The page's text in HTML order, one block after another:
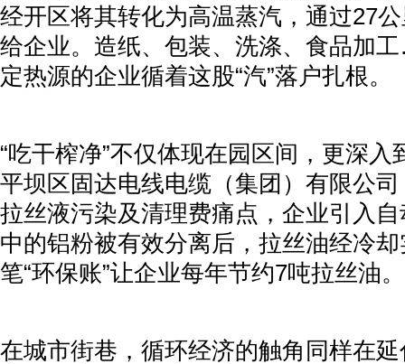
经开区将其转化为高温蒸汽，通过27
给企业。造纸、包装、洗涤、食品加
定热源的企业循着这股“汽”落户扎根。
“吃干榨净”不仅体现在园区间，更深入
平坝区固达电线电缆（集团）有限公
拉丝液污染及清理费痛点，企业引入
中的铝粉被有效分离后，拉丝油经冷
笔“环保账”让企业每年节约7吨拉丝油。
在城市街巷，循环经济的触角同样在